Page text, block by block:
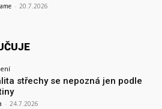
- 20.7.2026
střechy se nepozná jen podle
- 24.7.2026